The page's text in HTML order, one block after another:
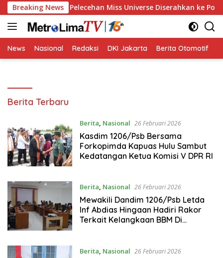
Langsung
ke
konten
Breaking News
Hukum Pelecehan Miss Universe Diserahkan ke Polisi
News Nasional Redaksi DKI Jakarta Berita Otomotif
Metro
Berita Terbaru
Berita, Nasional 26 Februari 2026
Kasdim 1206/Psb Bersama
Forkopimda Kapuas Hulu Sambut
Kedatangan Ketua Komisi V DPR RI
Berita, Nasional 26 Februari 2026
Mewakili Dandim 1206/Psb Letda
Inf Abdias Hingaan Hadiri Rakor
Terkait Kelangkaan BBM Di
Berita, Nasional 26 Februari 2026